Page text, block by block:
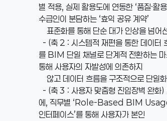
별 적용, 실제 활용도에 연동한 ‘품질·
수급인이 분담하는 ‘효익 공유 계약’
표준화를 통해 단순 대가 인상을 넘어
- (축 2 : 시스템적 재편을 통한 데이터
를 BIM 단일 채널로 단계적 전환하는
통해 사용자의 자발성에 의존하지
않고 데이터 흐름을 구조적으로 단일
- (축 3 : 사용자 맞춤형 진입장벽 완화
에, 직무별 ‘Role-Based BIM Usage
인터페이스’를 통해 사용자가 본인